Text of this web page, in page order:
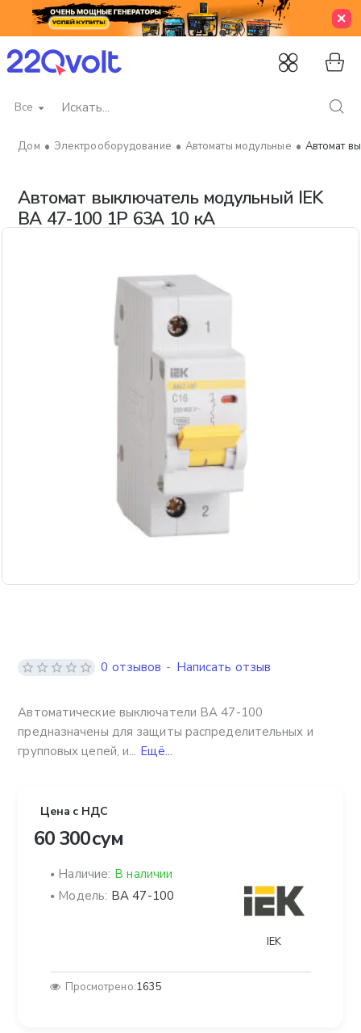
Все
Искать...
Автомат выключатель модульный IEK
ВА 47-100 1P 63А 10 кА
Электрооборудование Автоматы модульные Автомат
Автоматические выключатели ВА 47-100
предназначены для защиты распределительных и
групповых цепей, и... Ещё...
0 отзывов - Написать отзыв
Цена с НДС
60 300 сум
Наличие: В наличии
Модель: ВА 47-100
IEK
Просмотрено:1635